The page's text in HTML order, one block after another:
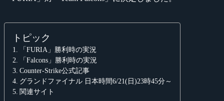
トピック
「FURIA」勝利時の実況
「Falcons」勝利時の実況
Counter-Strike公式記事
グランドファイナル 日本時間6/21(日)23時45分～
関連サイト